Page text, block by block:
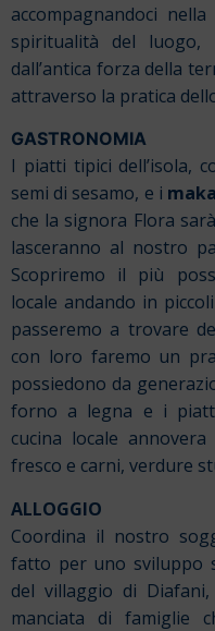
accompagnandoci
spiritualità del luogo,
dall’antica forza della
attraverso la pratica
GASTRONOMIA
I piatti tipici dell’isola,
semi di sesamo, e i
che la signora Flora
lasceranno al nostro
Scopriremo il più
locale andando in
passeremo a trovare
con loro faremo un
possiedono da
forno a legna e i piatti
cucina locale
fresco e carni, verdure
ALLOGGIO
Coordina il nostro
fatto per uno sviluppo
del villaggio di
manciata di famiglie